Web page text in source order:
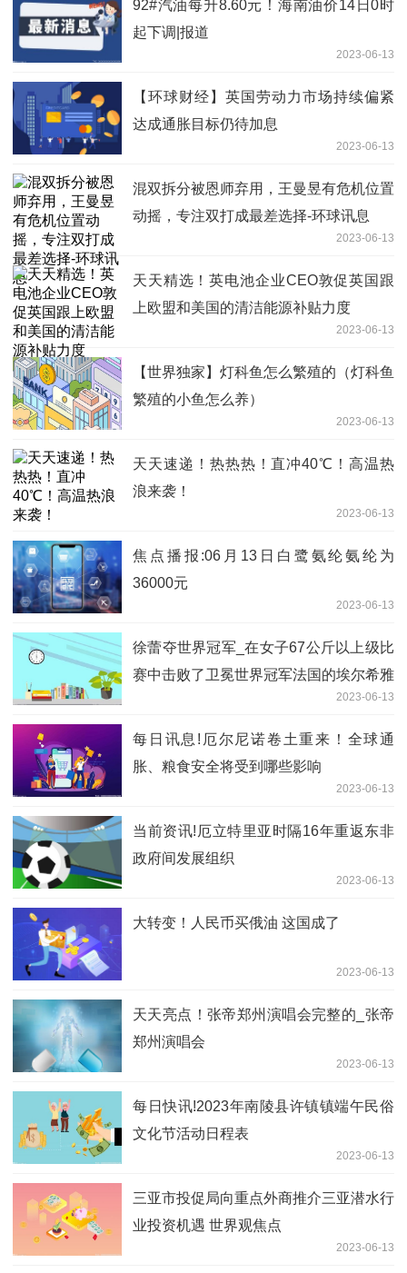
92#汽油每升8.60元！海南油价14日0时
起下调|报道
2023-06-13
【环球财经】英国劳动力市场持续偏紧
达成通胀目标仍待加息
2023-06-13
混双拆分被恩师弃用，王曼昱有危机位置
动摇，专注双打成最差选择-环球讯息
2023-06-13
天天精选！英电池企业CEO敦促英国跟
上欧盟和美国的清洁能源补贴力度
2023-06-13
【世界独家】灯科鱼怎么繁殖的（灯科鱼
繁殖的小鱼怎么养）
2023-06-13
天天速递！热热热！直冲40℃！高温热
浪来袭！
2023-06-13
焦点播报:06月13日白鹭氨纶氨纶为
36000元
2023-06-13
徐蕾夺世界冠军_在女子67公斤以上级比
赛中击败了卫冕世界冠军法国的埃尔希雅
2023-06-13
每日讯息!厄尔尼诺卷土重来！全球通
胀、粮食安全将受到哪些影响
2023-06-13
当前资讯!厄立特里亚时隔16年重返东非
政府间发展组织
2023-06-13
大转变！人民币买俄油 这国成了
2023-06-13
天天亮点！张帝郑州演唱会完整的_张帝
郑州演唱会
2023-06-13
每日快讯!2023年南陵县许镇镇端午民俗
文化节活动日程表
2023-06-13
三亚市投促局向重点外商推介三亚潜水行
业投资机遇 世界观焦点
2023-06-13